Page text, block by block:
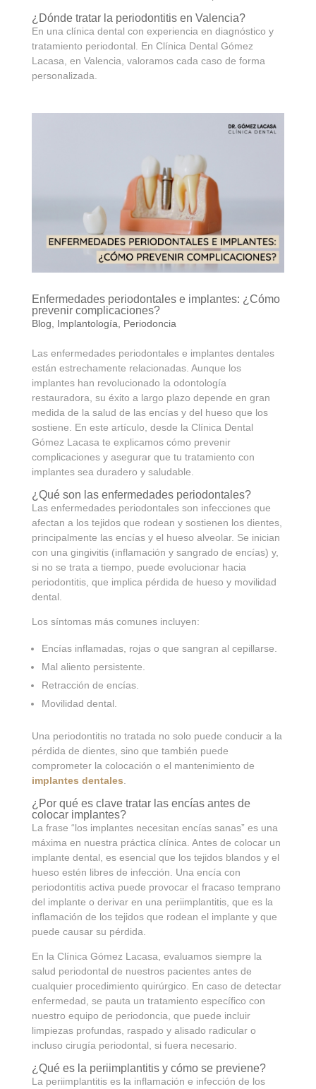
¿Dónde tratar la periodontitis en Valencia?
En una clínica dental con experiencia en diagnóstico y
tratamiento periodontal. En Clínica Dental Gómez
Lacasa, en Valencia, valoramos cada caso de forma
personalizada.
Enfermedades periodontales e implantes: ¿Cómo
prevenir complicaciones?
Blog Implantología Periodoncia
Las enfermedades periodontales e implantes dentales
están estrechamente relacionadas. Aunque los
implantes han revolucionado la odontología
restauradora, su éxito a largo plazo depende en gran
medida de la salud de las encías y del hueso que los
sostiene. En este artículo, desde la Clínica Dental
Gómez Lacasa te explicamos cómo prevenir
complicaciones y asegurar que tu tratamiento con
implantes sea duradero y saludable.
¿Qué son las enfermedades periodontales?
Las enfermedades periodontales son infecciones que
afectan a los tejidos que rodean y sostienen los dientes,
principalmente las encías y el hueso alveolar. Se inician
con una gingivitis (inflamación y sangrado de encías) y,
si no se trata a tiempo, puede evolucionar hacia
periodontitis, que implica pérdida de hueso y movilidad
dental.
Los síntomas más comunes incluyen:
Encías inflamadas, rojas o que sangran al cepillarse.
Mal aliento persistente.
Retracción de encías.
Movilidad dental.
Una periodontitis no tratada no solo puede conducir a la
pérdida de dientes, sino que también puede
comprometer la colocación o el mantenimiento de
implantes dentales
¿Por qué es clave tratar las encías antes de
colocar implantes?
La frase “los implantes necesitan encías sanas” es una
máxima en nuestra práctica clínica. Antes de colocar un
implante dental, es esencial que los tejidos blandos y el
hueso estén libres de infección. Una encía con
periodontitis activa puede provocar el fracaso temprano
del implante o derivar en una periimplantitis, que es la
inflamación de los tejidos que rodean el implante y que
puede causar su pérdida.
En la Clínica Gómez Lacasa, evaluamos siempre la
salud periodontal de nuestros pacientes antes de
cualquier procedimiento quirúrgico. En caso de detectar
enfermedad, se pauta un tratamiento específico con
nuestro equipo de periodoncia, que puede incluir
limpiezas profundas, raspado y alisado radicular o
incluso cirugía periodontal, si fuera necesario.
¿Qué es la periimplantitis y cómo se previene?
La periimplantitis es la inflamación e infección de los